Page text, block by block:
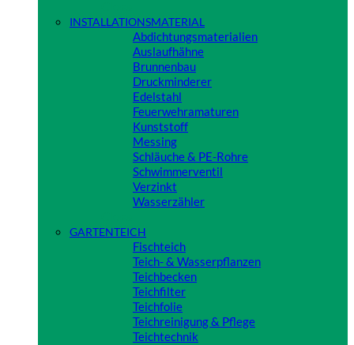
INSTALLATIONSMATERIAL
Abdichtungsmaterialien
Auslaufhähne
Brunnenbau
Druckminderer
Edelstahl
Feuerwehramaturen
Kunststoff
Messing
Schläuche & PE-Rohre
Schwimmerventil
Verzinkt
Wasserzähler
GARTENTEICH
Fischteich
Teich- & Wasserpflanzen
Teichbecken
Teichfilter
Teichfolie
Teichreinigung & Pflege
Teichtechnik